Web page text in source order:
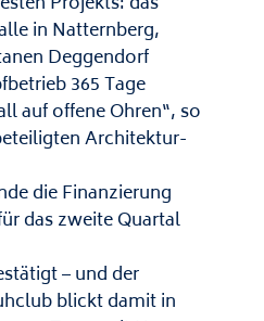
in Natternberg,
Deggendorf
365 Tage
auf offene Ohren“, so
Architektur-
die Finanzierung
das zweite Quartal
– und der
blickt damit in